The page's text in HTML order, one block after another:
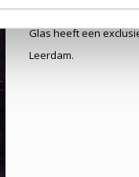
Jessica de natuurlijke
Glas heeft een
Leerdam.